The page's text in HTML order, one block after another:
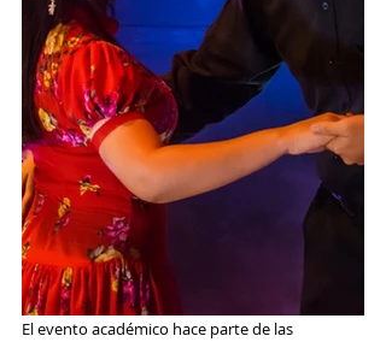
El evento académico hace parte de las